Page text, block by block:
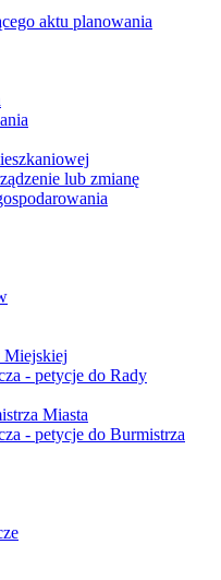
aktu planowania
lub zmianę
Miejskiej
- petycje do Rady
Miasta
- petycje do Burmistrza